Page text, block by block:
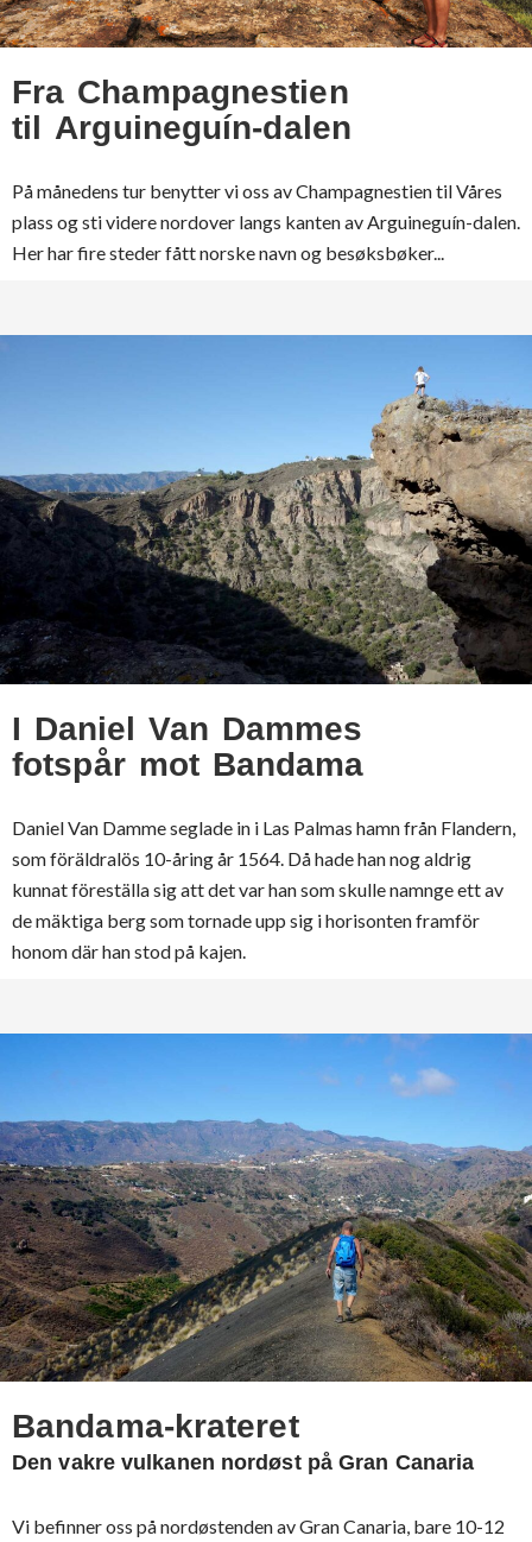
Fra Champagnestien
til Arguineguín-dalen
På månedens tur benytter vi oss av Champagnestien til Våres
plass og sti videre nordover langs kanten av Arguineguín-dalen.
Her har fire steder fått norske navn og besøksbøker...
I Daniel Van Dammes
fotspår mot Bandama
Daniel Van Damme seglade in i Las Palmas hamn från Flandern,
som föräldralös 10-åring år 1564. Då hade han nog aldrig
kunnat föreställa sig att det var han som skulle namnge ett av
de mäktiga berg som tornade upp sig i horisonten framför
honom där han stod på kajen.
Bandama-krateret
Den vakre vulkanen nordøst på Gran Canaria
Vi befinner oss på nordøstenden av Gran Canaria, bare 10-12